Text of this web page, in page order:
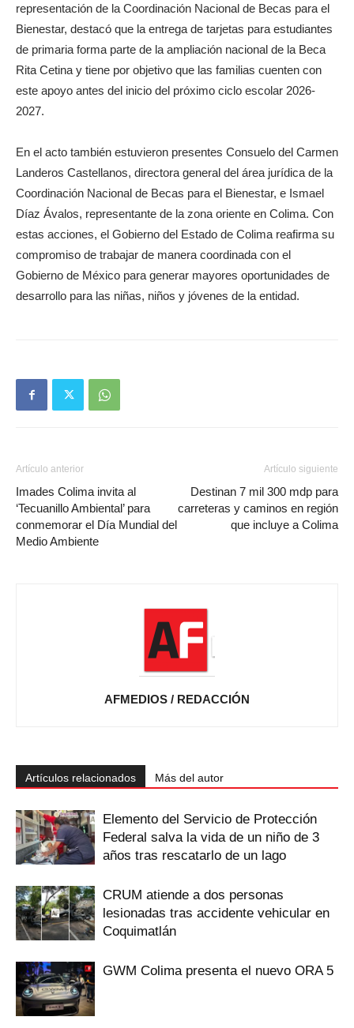
representación de la Coordinación Nacional de Becas para el
Bienestar, destacó que la entrega de tarjetas para estudiantes
de primaria forma parte de la ampliación nacional de la Beca
Rita Cetina y tiene por objetivo que las familias cuenten con
este apoyo antes del inicio del próximo ciclo escolar 2026-
2027.
En el acto también estuvieron presentes Consuelo del Carmen
Landeros Castellanos, directora general del área jurídica de la
Coordinación Nacional de Becas para el Bienestar, e Ismael
Díaz Ávalos, representante de la zona oriente en Colima. Con
estas acciones, el Gobierno del Estado de Colima reafirma su
compromiso de trabajar de manera coordinada con el
Gobierno de México para generar mayores oportunidades de
desarrollo para las niñas, niños y jóvenes de la entidad.
Artículo anterior
Imades Colima invita al
‘Tecuanillo Ambiental’ para
conmemorar el Día Mundial del
Medio Ambiente
Artículo siguiente
Destinan 7 mil 300 mdp para
carreteras y caminos en región
que incluye a Colima
AFMEDIOS / REDACCIÓN
Artículos relacionados Más del autor
Elemento del Servicio de Protección
Federal salva la vida de un niño de 3
años tras rescatarlo de un lago
CRUM atiende a dos personas
lesionadas tras accidente vehicular en
Coquimatlán
GWM Colima presenta el nuevo ORA 5